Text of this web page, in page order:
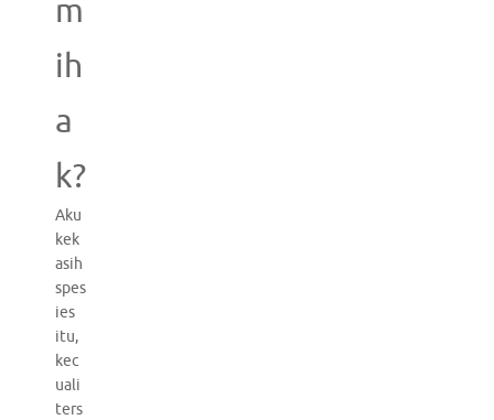
m
ih
a
k?
Aku
kek
asih
spes
ies
itu,
kec
uali
ters